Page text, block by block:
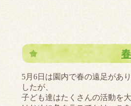
5月6日は園内で春の遠足があ
したが、
子ども達はたくさんの活動を